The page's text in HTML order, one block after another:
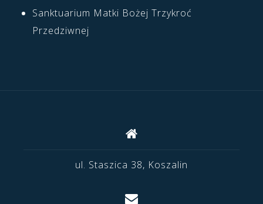
Sanktuarium Matki Bożej Trzykroć
Przedziwnej
ul. Staszica 38, Koszalin